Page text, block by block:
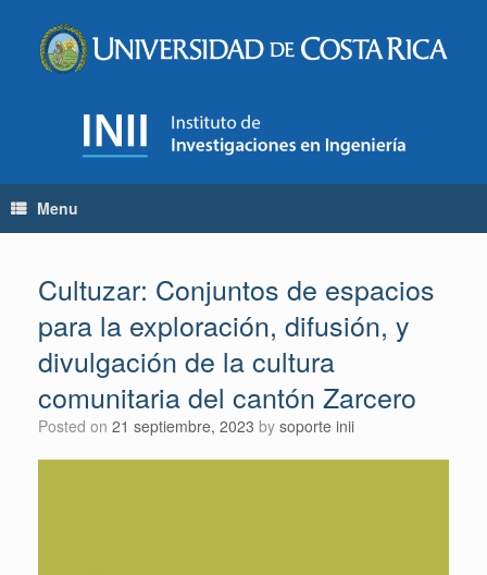
content
Menu
Cultuzar: Conjuntos de espacios
para la exploración, difusión, y
divulgación de la cultura
comunitaria del cantón Zarcero
Posted on 21 septiembre, 2023 by soporte inii